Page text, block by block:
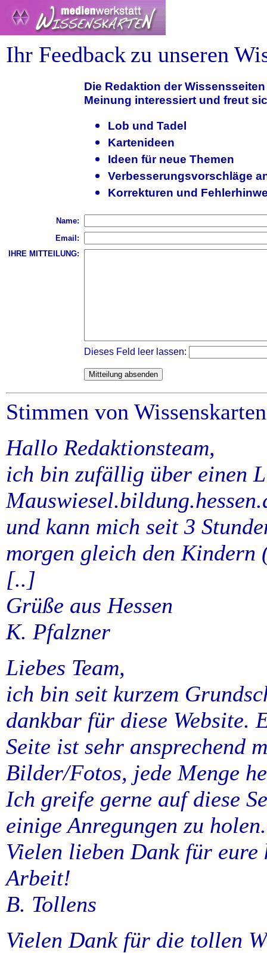
Ihr Feedback zu unseren
Die Redaktion der
Meinung interessiert und freut
Lob und Tadel
Kartenideen
Ideen für neue Themen
Verbesserungsvorschläge
Korrekturen und
Name:
Email:
IHRE MITTEILUNG:
Dieses Feld leer lassen:
Stimmen von
Hallo Redaktionsteam,
ich bin zufällig über einen
und kann mich seit 3
morgen gleich den
[..]
Grüße aus Hessen
K. Pfalzner
Liebes Team,
ich bin seit kurzem
dankbar für diese Website.
Seite ist sehr ansprechend
Bilder/Fotos, jede Menge
Ich greife gerne auf diese
einige Anregungen zu
Vielen lieben Dank für eure
Arbeit!
B. Tollens
Vielen Dank für die tollen